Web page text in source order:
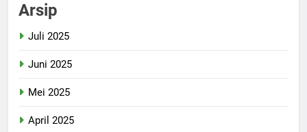
Arsip
Juli 2025
Juni 2025
Mei 2025
April 2025